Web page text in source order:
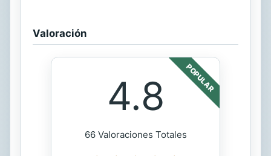
Valoración
POPULAR
4.8
66 Valoraciones Totales